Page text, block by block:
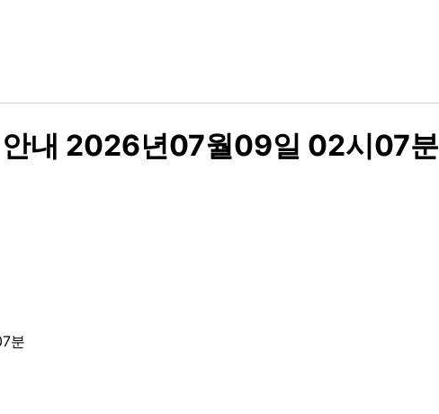
안내 2026년07월09일 02시07분
분